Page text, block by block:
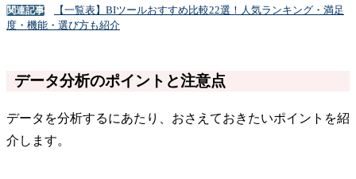
関連記事
【一覧表】BIツールおすすめ比較22選！人気ランキング・満足
度・機能・選び方も紹介
データ分析のポイントと注意点
データを分析するにあたり、おさえておきたいポイントを紹
介します。